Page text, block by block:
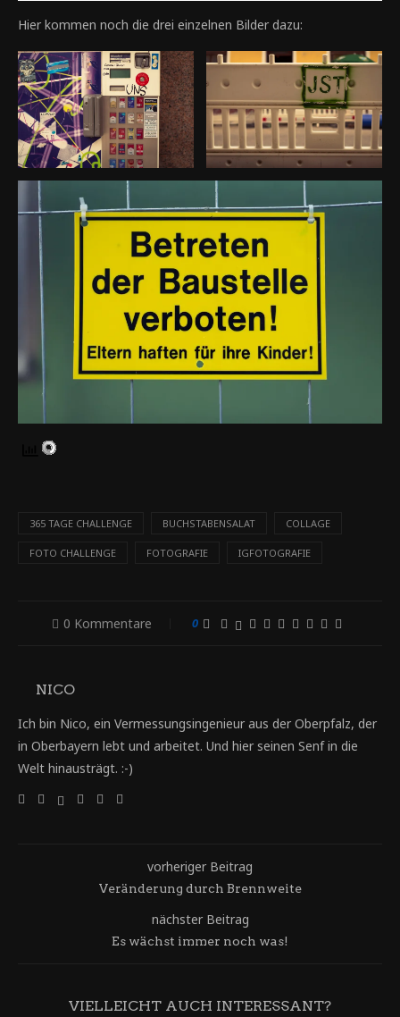
Hier kommen noch die drei einzelnen Bilder dazu:
365 TAGE CHALLENGE BUCHSTABENSALAT COLLAGE
FOTO CHALLENGE FOTOGRAFIE IGFOTOGRAFIE
0 Kommentare 0
NICO
Ich bin Nico, ein Vermessungsingenieur aus der Oberpfalz, der
in Oberbayern lebt und arbeitet. Und hier seinen Senf in die
Welt hinausträgt. :-)
vorheriger Beitrag
Veränderung durch Brennweite
nächster Beitrag
Es wächst immer noch was!
VIELLEICHT AUCH INTERESSANT?